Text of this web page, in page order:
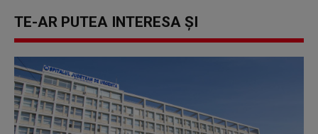
TE-AR PUTEA INTERESA ȘI